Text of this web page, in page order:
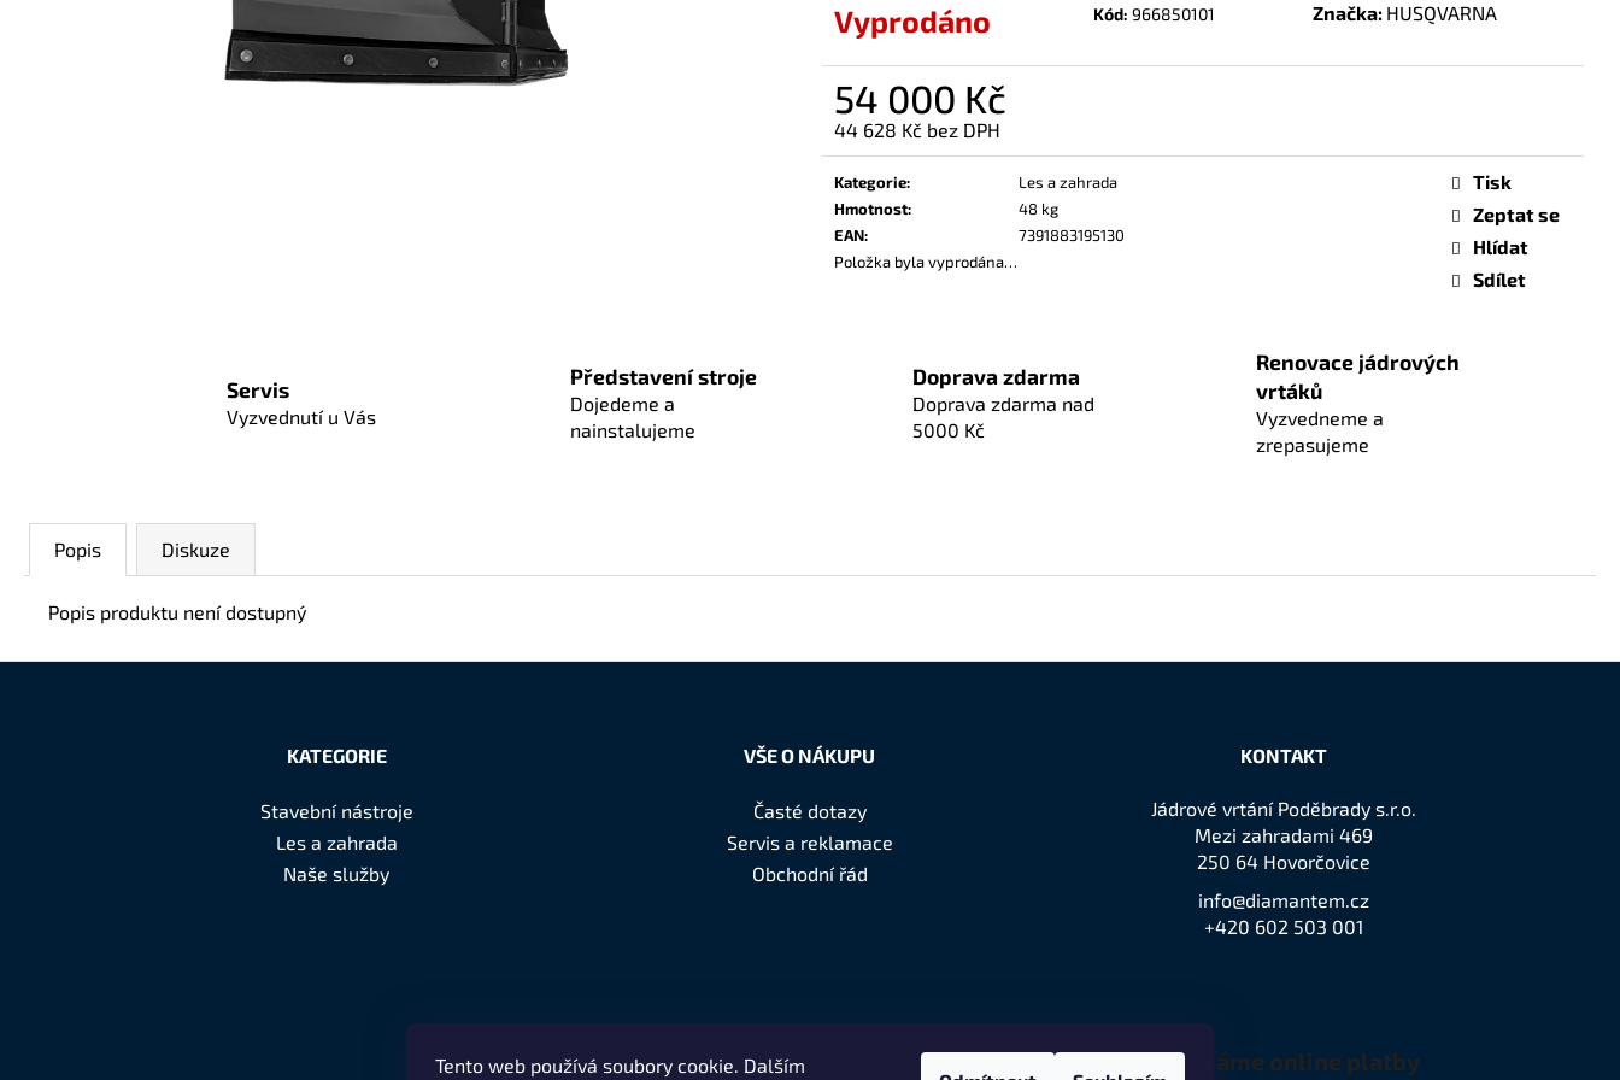
Tento web používá soubory cookie. Dalším
Vyprodáno Kód: 966850101 Značka: HUSQVARNA
54 000 Kč
44 628 Kč bez DPH
Měrná
cena:
Kategorie:
Les a zahrada
Hmotnost:
48 kg
EAN:
7391883195130
Položka byla vyprodána…
Tisk
Zeptat se
Hlídat
Sdílet
Servis
Vyzvednutí u Vás
Představení stroje
Dojedeme a
nainstalujeme
Doprava zdarma
Doprava zdarma nad
5000 Kč
Renovace jádrových
vrtáků
Vyzvedneme a
zrepasujeme
Popis Diskuze
Popis produktu není dostupný
KATEGORIE
Stavební nástroje
Les a zahrada
Naše služby
VŠE O NÁKUPU
Časté dotazy
Servis a reklamace
Obchodní řád
KONTAKT
Jádrové vrtání Poděbrady s.r.o.
Mezi zahradami 469
250 64 Hovorčovice
info@diamantem.cz
+420 602 503 001
Přijímáme online platby